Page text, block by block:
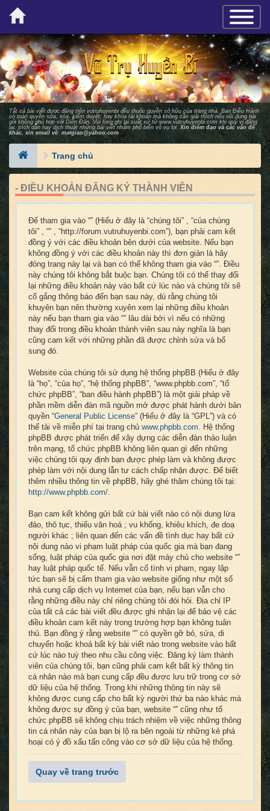
×
Tất cả bài viết được đăng trên vutruhuyenbi đều thuộc quyền sở hữu của trang nhà. Ban Ðiều Hành
có toàn quyền sửa, xóa, kiểm duyệt, hay khóa tài khoản mà không cần giải thích nếu nội dung bài
gởi không phù hợp với Diễn Ðàn. Vui lòng ghi lại xuất xứ từwww.vutruhuyenbi.comkhi quý vị đăng
lại, trích dẫn hay dịch thuật những bài viết nhằm phổ biến vô vụ lợi. Xin điểm đạo và các vấn đề
khác, xin email về: matgiao@yahoo.com
Trang chủ
- ĐIỀU KHOẢN ĐĂNG KÝ THÀNH VIÊN
Để tham gia vào “” (Hiểu ở đây là “chúng tôi” , “của chúng
tôi” , “” , “http://forum.vutruhuyenbi.com”), bạn phải cam kết
đồng ý với các điều khoản bên dưới của website. Nếu bạn
không đồng ý với các điều khoản này thì đơn giản là hãy
đóng trang này lại và bạn có thể không tham gia vào “”. Điều
này chúng tôi không bắt buộc bạn. Chúng tôi có thể thay đổi
lại những điều khoản này vào bất cứ lúc nào và chúng tôi sẽ
cố gắng thông báo đến bạn sau này, dù rằng chúng tôi
khuyên bạn nên thường xuyên xem lại những điều khoản
này nếu bạn tham gia vào “” lâu dài bởi vì nếu có những
thay đổi trong điều khoản thành viên sau này nghĩa là bạn
cũng cam kết với những phần đã được chỉnh sửa và bổ
sung đó.
Website của chúng tôi sử dụng hệ thống phpBB (Hiểu ở đây
là “họ”, “của họ”, “hệ thống phpBB”, “www.phpbb.com”, “tổ
chức phpBB”, “ban điều hành phpBB”) là một giải pháp về
phần mềm diễn đàn mã nguồn mở được phát hành dưới bản
quyền “General Public License” (Hiểu ở đây là “GPL”) và có
thể tải về miễn phí tại trang chủ www.phpbb.com. Hệ thống
phpBB được phát triển để xây dựng các diễn đàn thảo luận
trên mạng, tổ chức phpBB không liên quan gì đến những
việc chúng tôi quy định bạn được phép làm và không được
phép làm với nội dung lẫn tư cách chấp nhận được. Để biết
thêm nhiều thông tin về phpBB, hãy ghé thăm chúng tôi tại:
http://www.phpbb.com/.
Bạn cam kết không gửi bất cứ bài viết nào có nội dung lừa
đảo, thô tục, thiếu văn hoá ; vu khống, khiêu khích, đe doạ
người khác ; liên quan đến các vấn đề tình dục hay bất cứ
nội dung nào vi phạm luật pháp của quốc gia mà bạn đang
sống, luật pháp của quốc gia nơi đặt máy chủ cho website “”
hay luật pháp quốc tế. Nếu vẫn cố tình vi phạm, ngay lập
tức bạn sẽ bị cấm tham gia vào website giống như một số
nhà cung cấp dịch vụ Internet của bạn, nếu bạn vẫn cho
rằng những điều này chỉ riêng chúng tôi đòi hỏi. Địa chỉ IP
của tất cả các bài viết đều được ghi nhận lại để bảo vệ các
điều khoản cam kết này trong trường hợp bạn không tuân
thủ. Bạn đồng ý rằng website “” có quyền gỡ bỏ, sửa, di
chuyển hoặc khoá bất kỳ bài viết nào trong website vào bất
cứ lúc nào tuỳ theo nhu cầu công việc. Đăng ký làm thành
viên của chúng tôi, bạn cũng phải cam kết bất kỳ thông tin
cá nhân nào mà bạn cung cấp đều được lưu trữ trong cơ sở
dữ liệu của hệ thống. Trong khi những thông tin này sẽ
không được cung cấp cho bất kỳ người thứ ba nào khác mà
không được sự đồng ý của bạn, website “” cũng như tổ
chức phpBB sẽ không chịu trách nhiệm về việc những thông
tin cá nhân này của bạn bị lộ ra bên ngoài từ những kẻ phá
hoại có ý đồ xấu tấn công vào cơ sở dữ liệu của hệ thống.
Quay về trang trước